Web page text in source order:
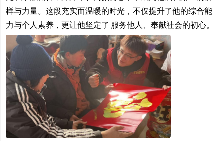
样与力量。这段充实而温暖的时光，不仅提升了他的综合能
力与个人素养，更让他坚定了 服务他人、奉献社会的初心。